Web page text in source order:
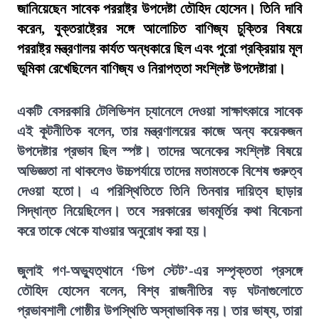
জানিয়েছেন সাবেক পররাষ্ট্র উপদেষ্টা তৌহিদ হোসেন। তিনি দাবি
করেন, যুক্তরাষ্ট্রের সঙ্গে আলোচিত বাণিজ্য চুক্তির বিষয়ে
পররাষ্ট্র মন্ত্রণালয় কার্যত অন্ধকারে ছিল এবং পুরো প্রক্রিয়ায় মূল
ভূমিকা রেখেছিলেন বাণিজ্য ও নিরাপত্তা সংশ্লিষ্ট উপদেষ্টারা।
একটি বেসরকারি টেলিভিশন চ্যানেলে দেওয়া সাক্ষাৎকারে সাবেক
এই কূটনীতিক বলেন, তার মন্ত্রণালয়ের কাজে অন্য কয়েকজন
উপদেষ্টার প্রভাব ছিল স্পষ্ট। তাদের অনেকের সংশ্লিষ্ট বিষয়ে
অভিজ্ঞতা না থাকলেও উচ্চপর্যায়ে তাদের মতামতকে বিশেষ গুরুত্ব
দেওয়া হতো। এ পরিস্থিতিতে তিনি তিনবার দায়িত্ব ছাড়ার
সিদ্ধান্ত নিয়েছিলেন। তবে সরকারের ভাবমূর্তির কথা বিবেচনা
করে তাকে থেকে যাওয়ার অনুরোধ করা হয়।
জুলাই গণ-অভ্যুত্থানে ‘ডিপ স্টেট’-এর সম্পৃক্ততা প্রসঙ্গে
তৌহিদ হোসেন বলেন, বিশ্ব রাজনীতির বড় ঘটনাগুলোতে
প্রভাবশালী গোষ্ঠীর উপস্থিতি অস্বাভাবিক নয়। তার ভাষ্য, তারা